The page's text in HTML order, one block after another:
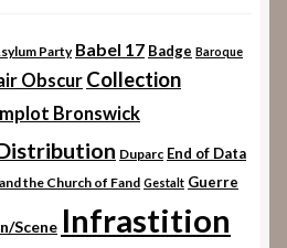
Party Babel 17 Badge Baroque
ObscurCollection
Bronswick
Duparc End of Data
the Church of Fand Gestalt Guerre
Scene Infrastition